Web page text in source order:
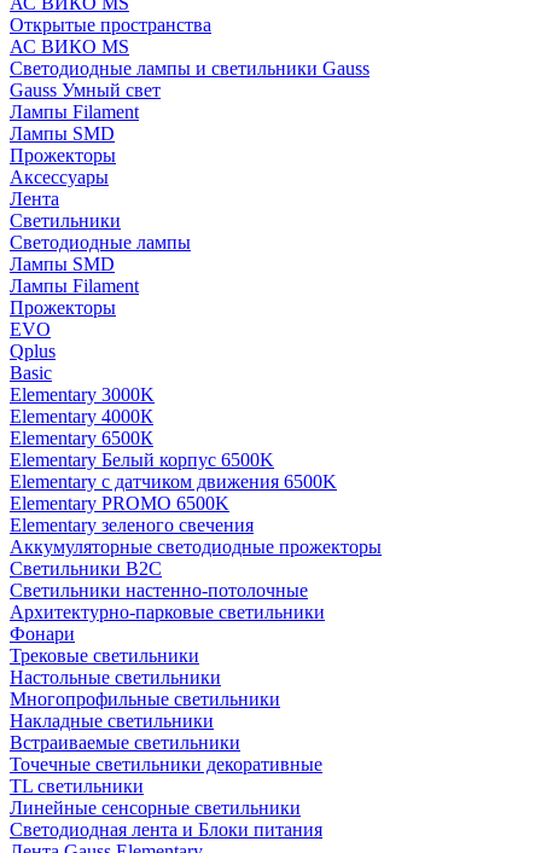
Открытые пространства
АС ВИКО MS
Светодиодные лампы и светильники Gauss
Gauss Умный свет
Лампы Filament
Лампы SMD
Прожекторы
Аксессуары
Лента
Светильники
Светодиодные лампы
Лампы SMD
Лампы Filament
Прожекторы
EVO
Qplus
Basic
Elementary 3000K
Elementary 4000К
Elementary 6500К
Elementary Белый корпус 6500K
Elementary с датчиком движения 6500K
Elementary PROMO 6500K
Elementary зеленого свечения
Аккумуляторные светодиодные прожекторы
Светильники B2C
Светильники настенно-потолочные
Архитектурно-парковые светильники
Фонари
Трековые светильники
Настольные светильники
Многопрофильные светильники
Накладные светильники
Встраиваемые светильники
Точечные светильники декоративные
TL светильники
Линейные сенсорные светильники
Светодиодная лента и Блоки питания